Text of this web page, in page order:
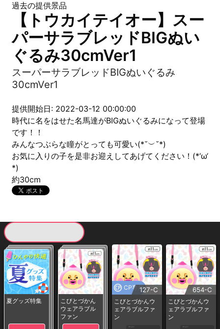
過去の提供景品
【トウカイテイオー】スー
パーサラブレッドBIGぬい
ぐるみ30cmVer1
スーパーサラブレッドBIGぬいぐるみ
30cmVer1
提供開始日: 2022-03-12 00:00:00
時代に名をはせた名馬達がBIGぬいぐるみになって登場
です！！
みんなつぶらな瞳がとっても可愛い(*˘︶˘*)
お気に入りの子を是非お迎えしてあげてください！(*‘ω‘
*)
約30cm
夏グッズ特集
こびとづかん
ウェアラブル
ファン
CP専用127-C
こびとづかんウ
ェアラブルファ
ン
1PLAY
654-C
こびとづかんウ
ェアラブルファ
ン
1PLAY